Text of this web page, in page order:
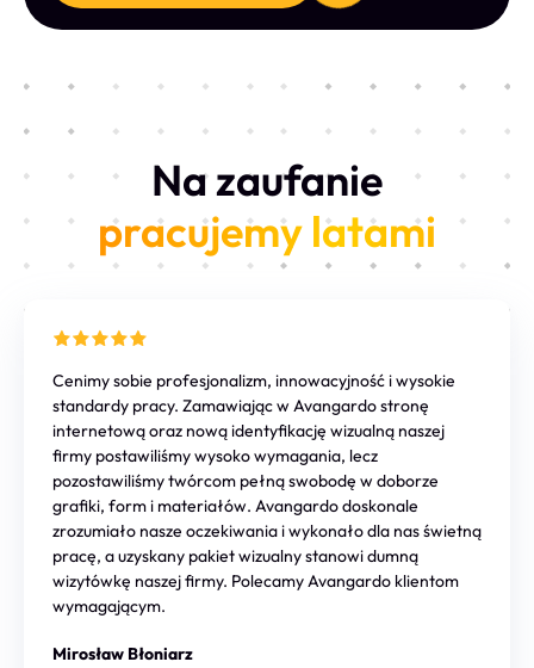
Na zaufanie
pracujemy latami
Cenimy sobie profesjonalizm, innowacyjność i wysokie
standardy pracy. Zamawiając w Avangardo stronę
internetową oraz nową identyfikację wizualną naszej
firmy postawiliśmy wysoko wymagania, lecz
pozostawiliśmy twórcom pełną swobodę w doborze
grafiki, form i materiałów. Avangardo doskonale
zrozumiało nasze oczekiwania i wykonało dla nas świetną
pracę, a uzyskany pakiet wizualny stanowi dumną
wizytówkę naszej firmy. Polecamy Avangardo klientom
wymagającym.
Mirosław Błoniarz